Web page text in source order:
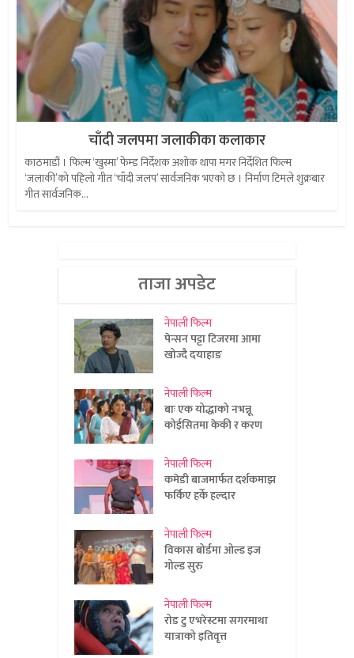
चाँदी जलपमा जलाकीका कलाकार
काठमाडौं । फिल्म ‘खुस्मा’ फेम्ड निर्देशक अशोक थापा मगर निर्देशित फिल्म
‘जलाकी’को पहिलो गीत ‘चाँदी जलप’ सार्वजनिक भएको छ । निर्माण टिमले शुक्रबार
गीत सार्वजनिक...
ताजा अपडेट
नेपाली फिल्म
पेन्सन पट्टा टिजरमा आमा
खोज्दै दयाहाङ
नेपाली फिल्म
बाः एक योद्धाको नभन्नू
कोईसितमा केकी र करण
नेपाली फिल्म
कमेडी बाजमार्फत दर्शकमाझ
फर्किए हर्के हल्दार
नेपाली फिल्म
विकास बोर्डमा ओल्ड इज
गोल्ड सुरु
नेपाली फिल्म
रोड टु एभरेस्टमा सगरमाथा
यात्राको इतिवृत्त